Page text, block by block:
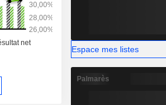
Espace mes listes
Palmarès